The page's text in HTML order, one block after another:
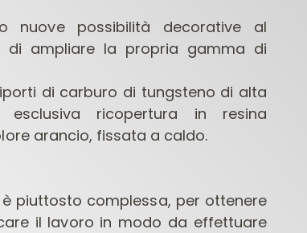
FORATRICI
nuove possibilità decorative al
di ampliare la propria gamma di
di carburo di tungsteno di alta
ricopertura in resina
arancio, fissata a caldo.
piuttosto complessa, per ottenere
il lavoro in modo da effettuare